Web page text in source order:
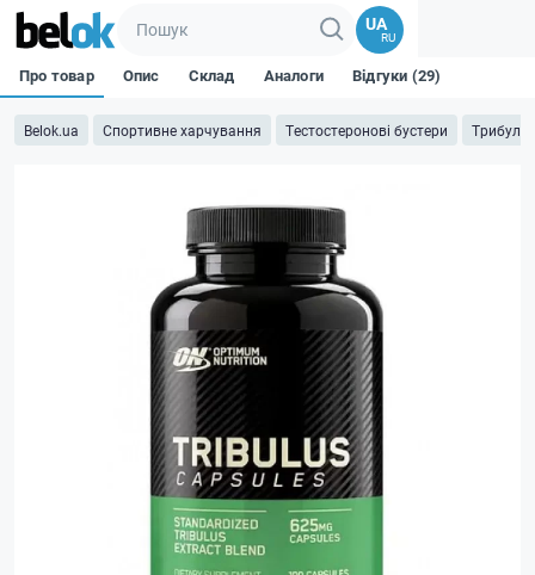
UA
RU
Belok.ua Спортивне харчування Тестостеронові бустери Трибулус
Про товар Опис Склад Аналоги Відгуки (29)